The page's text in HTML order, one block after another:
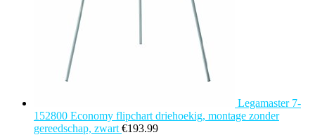
Legamaster 7-
152800 Economy flipchart driehoekig, montage zonder
gereedschap, zwart €193.99